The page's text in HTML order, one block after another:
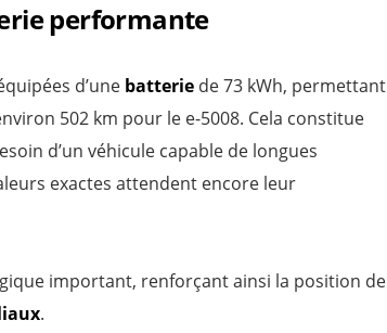
performante
d’une batterie de 73 kWh, permettant
502 km pour le e-5008. Cela constitue
d’un véhicule capable de longues
exactes attendent encore leur
important, renforçant ainsi la position de
.